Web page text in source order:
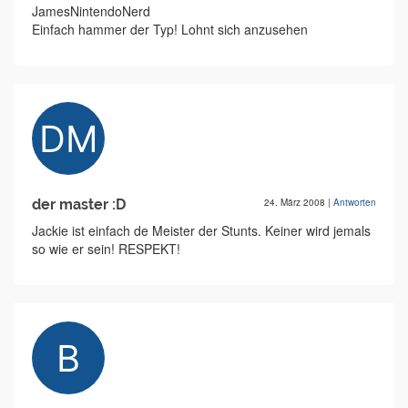
JamesNintendoNerd
Einfach hammer der Typ! Lohnt sich anzusehen
der master :D 24. März 2008 | Antworten
Jackie ist einfach de Meister der Stunts. Keiner wird jemals
so wie er sein! RESPEKT!